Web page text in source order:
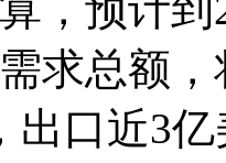
，预计
求总额
出口近3